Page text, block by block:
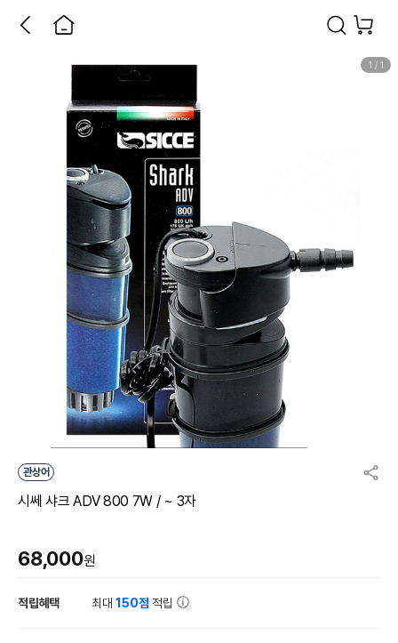
1 / 1
관상어
시쎄 샤크 ADV 800 7W / ~ 3자
68,000원
적립혜택 최대150점 적립